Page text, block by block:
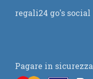
regali24 go's social
Pagare in sicurezza